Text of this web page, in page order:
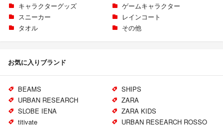
キャラクターグッズ
ゲームキャラクター
スニーカー
レインコート
タオル
その他
お気に入りブランド
BEAMS
SHIPS
URBAN RESEARCH
ZARA
SLOBE IENA
ZARA KIDS
titivate
URBAN RESEARCH ROSSO